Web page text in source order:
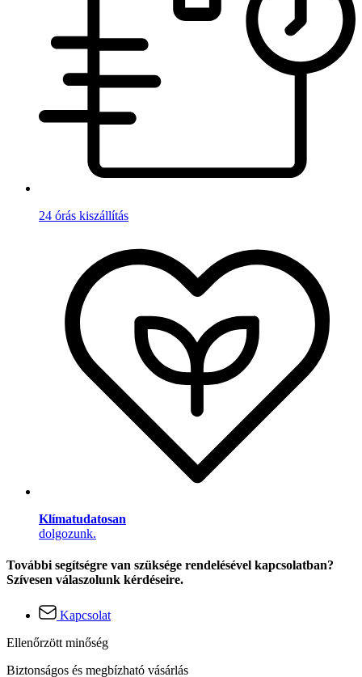
24 órás kiszállítás
Klímatudatosan
dolgozunk.
További segítségre van szüksége rendelésével kapcsolatban?
Szívesen válaszolunk kérdéseire.
Kapcsolat
Ellenőrzött minőség
Biztonságos és megbízható vásárlás